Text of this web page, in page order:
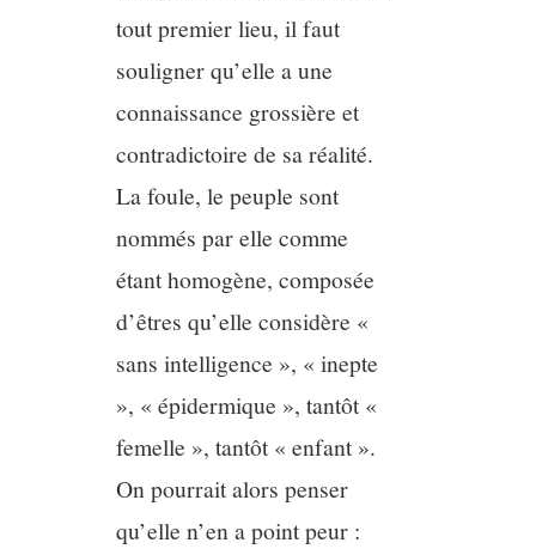
tout premier lieu, il faut
souligner qu’elle a une
connaissance grossière et
contradictoire de sa réalité.
La foule, le peuple sont
nommés par elle comme
étant homogène, composée
d’êtres qu’elle considère «
sans intelligence », « inepte
», « épidermique », tantôt «
femelle », tantôt « enfant ».
On pourrait alors penser
qu’elle n’en a point peur :